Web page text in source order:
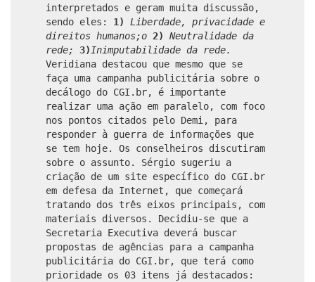
interpretados e geram muita discussão,
sendo eles: 1)
Liberdade, privacidade e
direitos humanos;o 2)
Neutralidade da
rede; 3) Inimputabilidade da rede.
Veridiana destacou que mesmo que se
faça uma campanha publicitária sobre o
decálogo do CGI.br, é importante
realizar uma ação em paralelo, com foco
nos pontos citados pelo Demi, para
responder à guerra de informações que
se tem hoje. Os conselheiros discutiram
sobre o assunto. Sérgio sugeriu a
criação de um site específico do CGI.br
em defesa da Internet, que começará
tratando dos três eixos principais, com
materiais diversos. Decidiu-se que a
Secretaria Executiva deverá buscar
propostas de agências para a campanha
publicitária do CGI.br, que terá como
prioridade os 03 itens já destacados: